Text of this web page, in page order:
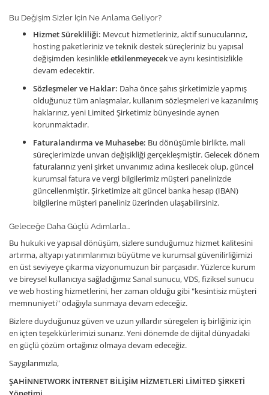
Bu Değişim Sizler İçin Ne Anlama Geliyor?
Hizmet Sürekliliği: Mevcut hizmetleriniz, aktif sunucularınız,
hosting paketleriniz ve teknik destek süreçleriniz bu yapısal
değişimden kesinlikleetkilenmeyecekve aynı kesintisizlikle
devam edecektir.
Sözleşmeler ve Haklar: Daha önce şahıs şirketimizle yapmış
olduğunuz tüm anlaşmalar, kullanım sözleşmeleri ve kazanılmış
haklarınız, yeni Limited Şirketimiz bünyesinde aynen
korunmaktadır.
Faturalandırma ve Muhasebe: Bu dönüşümle birlikte, mali
süreçlerimizde unvan değişikliği gerçekleşmiştir. Gelecek dönem
faturalarınız yeni şirket unvanımız adına kesilecek olup, güncel
kurumsal fatura ve vergi bilgilerimiz müşteri panelinizde
güncellenmiştir. Şirketimize ait güncel banka hesap (IBAN)
bilgilerine müşteri paneliniz üzerinden ulaşabilirsiniz.
Geleceğe Daha Güçlü Adımlarla...
Bu hukuki ve yapısal dönüşüm, sizlere sunduğumuz hizmet kalitesini
artırma, altyapı yatırımlarımızı büyütme ve kurumsal güvenilirliğimizi
en üst seviyeye çıkarma vizyonumuzun bir parçasıdır. Yüzlerce kurum
ve bireysel kullanıcıya sağladığımız Sanal sunucu, VDS, fiziksel sunucu
ve web hosting hizmetlerini, her zaman olduğu gibi "kesintisiz müşteri
memnuniyeti" odağıyla sunmaya devam edeceğiz.
Bizlere duyduğunuz güven ve uzun yıllardır süregelen iş birliğiniz için
en içten teşekkürlerimizi sunarız. Yeni dönemde de dijital dünyadaki
en güçlü çözüm ortağınız olmaya devam edeceğiz.
Saygılarımızla,
ŞAHİNNETWORK İNTERNET BİLİŞİM HİZMETLERİ LİMİTED ŞİRKETİ